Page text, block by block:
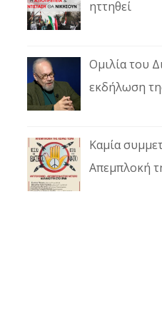
ηττηθεί
Ομιλία του
εκδήλωση
Καμία
Απεμπλοκή